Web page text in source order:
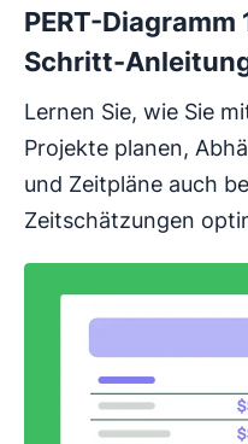
PERT-
Schritt-
Lernen Sie, wie Sie
Projekte planen,
und Zeitpläne auch
Zeitschätzungen